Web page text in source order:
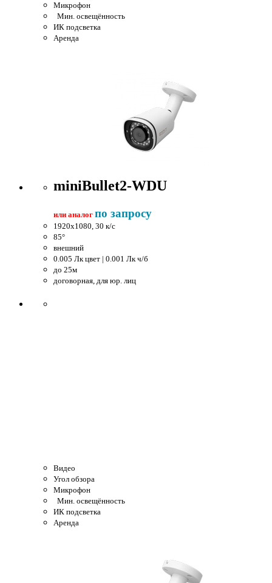
Микрофон
Мин. освещённость
ИК подсветка
Аренда
miniBullet2-WDU
или аналог по запросу
1920x1080, 30 к/c
85°
внешний
0.005 Лк цвет | 0.001 Лк ч/б
до 25м
договорная, для юр. лиц
Видео
Угол обзора
Микрофон
Мин. освещённость
ИК подсветка
Аренда